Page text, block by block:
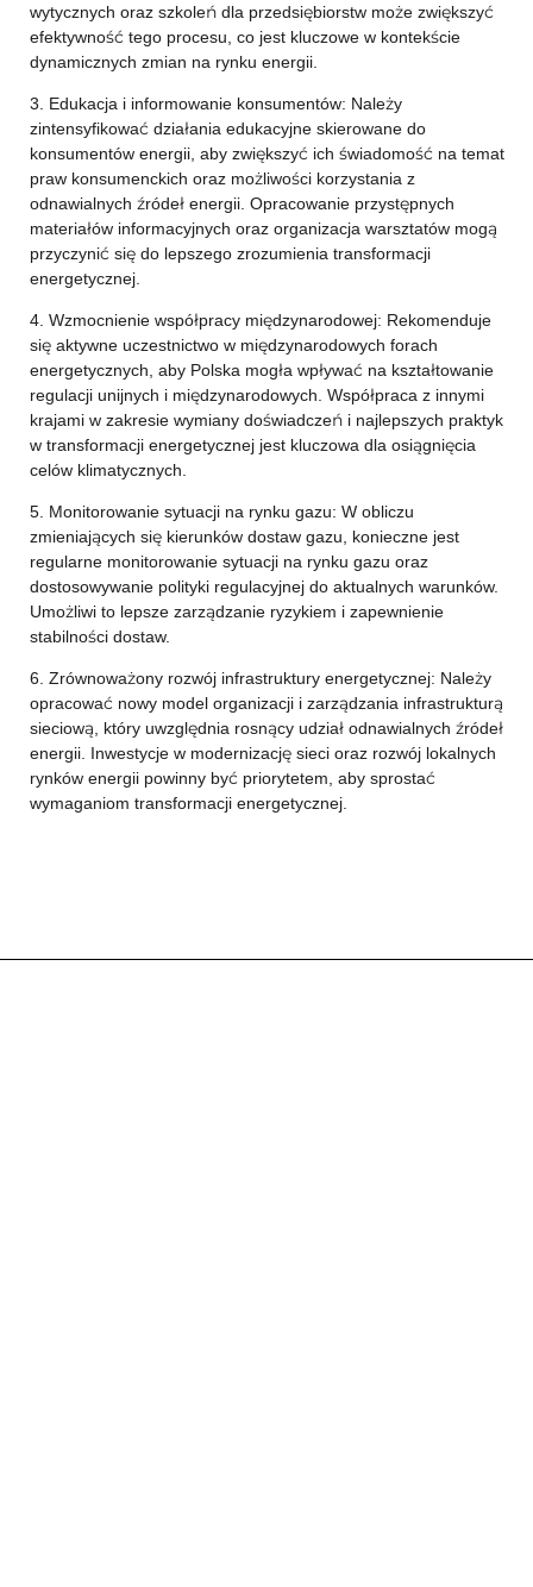
wytycznych oraz szkoleń dla przedsiębiorstw może zwiększyć
efektywność tego procesu, co jest kluczowe w kontekście
dynamicznych zmian na rynku energii.
3. Edukacja i informowanie konsumentów: Należy
zintensyfikować działania edukacyjne skierowane do
konsumentów energii, aby zwiększyć ich świadomość na temat
praw konsumenckich oraz możliwości korzystania z
odnawialnych źródeł energii. Opracowanie przystępnych
materiałów informacyjnych oraz organizacja warsztatów mogą
przyczynić się do lepszego zrozumienia transformacji
energetycznej.
4. Wzmocnienie współpracy międzynarodowej: Rekomenduje
się aktywne uczestnictwo w międzynarodowych forach
energetycznych, aby Polska mogła wpływać na kształtowanie
regulacji unijnych i międzynarodowych. Współpraca z innymi
krajami w zakresie wymiany doświadczeń i najlepszych praktyk
w transformacji energetycznej jest kluczowa dla osiągnięcia
celów klimatycznych.
5. Monitorowanie sytuacji na rynku gazu: W obliczu
zmieniających się kierunków dostaw gazu, konieczne jest
regularne monitorowanie sytuacji na rynku gazu oraz
dostosowywanie polityki regulacyjnej do aktualnych warunków.
Umożliwi to lepsze zarządzanie ryzykiem i zapewnienie
stabilności dostaw.
6. Zrównoważony rozwój infrastruktury energetycznej: Należy
opracować nowy model organizacji i zarządzania infrastrukturą
sieciową, który uwzględnia rosnący udział odnawialnych źródeł
energii. Inwestycje w modernizację sieci oraz rozwój lokalnych
rynków energii powinny być priorytetem, aby sprostać
wymaganiom transformacji energetycznej.